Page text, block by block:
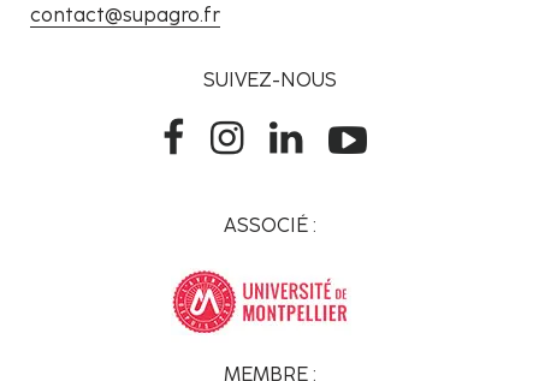
contact@supagro.fr
SUIVEZ-NOUS
ASSOCIÉ :
MEMBRE :